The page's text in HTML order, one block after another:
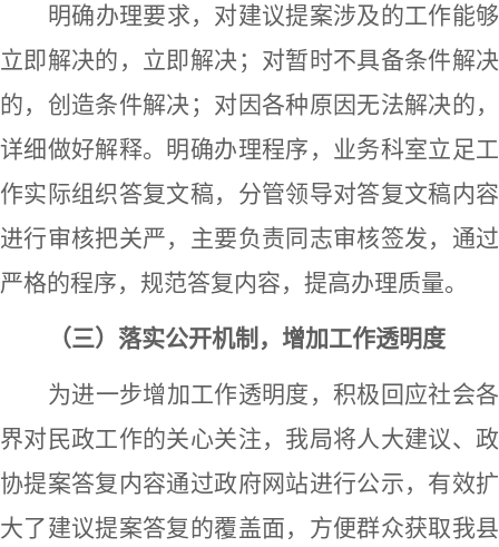
明确办理要求， 对建议提案涉及的工作能够
立即解决的，立即解决；对暂时不具备条件解决
的，创造条件解决；对因各种原因无法解决的，
详细做好解释。明确办理程序，业务科室立足工
作实际组织答复文稿，分管领导对答复文稿内容
进行审核把关严，主要负责同志审核签发，通过
严格的程序，规范答复内容，提高办理质量。
（三）落实公开机制 ，增加工作透明度
为进一步增加工作透明度，积极回应社会各
界对民政工作的关心关注，我局将人大建议、政
协提案答复内容通过政府网站进行公示， 有效扩
大了建议提案答复的覆盖面，方便群众获取我县